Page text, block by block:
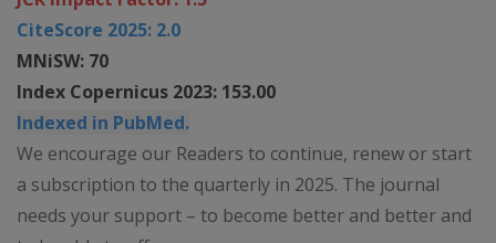
CiteScore 2025: 2.0
MNiSW: 70
Index Copernicus 2023: 153.00
Indexed in PubMed.
We encourage our Readers to continue, renew or start
a subscription to the quarterly in 2025. The journal
needs your support – to become better and better and